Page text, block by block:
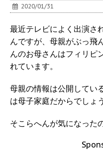
2020/01/31
最近テレビによく出演さ
んですが、母親がぶっ飛
んのお母さんはフィリピ
れています。
母親の情報は公開してい
は母子家庭だからでしょ
そこらへんが気になった